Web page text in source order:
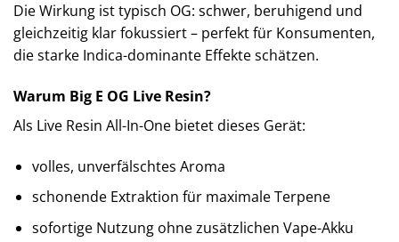
Die Wirkung ist typisch OG: schwer, beruhigend und
gleichzeitig klar fokussiert – perfekt für Konsumenten,
die starke Indica-dominante Effekte schätzen.
Warum Big E OG Live Resin?
Als Live Resin All-In-One bietet dieses Gerät:
volles, unverfälschtes Aroma
schonende Extraktion für maximale Terpene
sofortige Nutzung ohne zusätzlichen Vape-Akku